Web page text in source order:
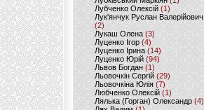
Лубченко Олексій (1)
Лук'янчук Руслан Валерійович
(2)
Лукаш Олена (3)
Луценко Ігор (4)
Луценко Ірина (14)
Луценко Юрій (94)
Львов Богдан (1)
Льовочкін Сергій (29)
Льовочкіна Юлія(7)
Любченко Олексій(1)
Лялька (Горган) Олександр(4)